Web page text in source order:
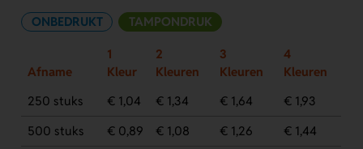
ONBEDRUKT TAMPONDRUK
Afname
1
Kleur
2
Kleuren
3
Kleuren
4
Kleuren
250 stuks
€ 1,04 € 1,34 € 1,64
€ 1,93
500 stuks
€ 0,89 € 1,08 € 1,26
€ 1,44